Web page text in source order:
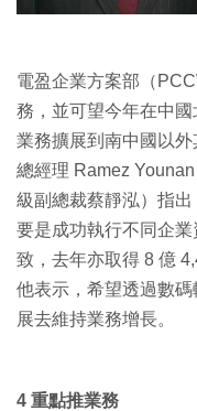
電盈企業方案部（
務，並可望今年在中
業務擴展到南中國以
總經理 Ramez
級副總裁蔡靜泓）指
要是成功執行不同企
致，去年亦取得 8 億
他表示，希望透過數
展去維持業務增長。
4 重點推業務